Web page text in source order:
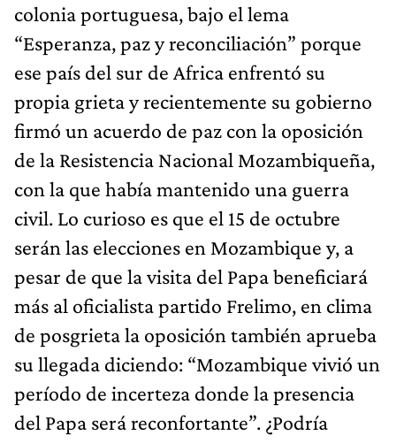
colonia portuguesa, bajo el lema
“Esperanza, paz y reconciliación” porque
ese país del sur de Africa enfrentó su
propia grieta y recientemente su gobierno
firmó un acuerdo de paz con la oposición
de la Resistencia Nacional Mozambiqueña,
con la que había mantenido una guerra
civil. Lo curioso es que el 15 de octubre
serán las elecciones en Mozambique y, a
pesar de que la visita del Papa beneficiará
más al oficialista partido Frelimo, en clima
de posgrieta la oposición también aprueba
su llegada diciendo: “Mozambique vivió un
período de incerteza donde la presencia
del Papa será reconfortante”. ¿Podría